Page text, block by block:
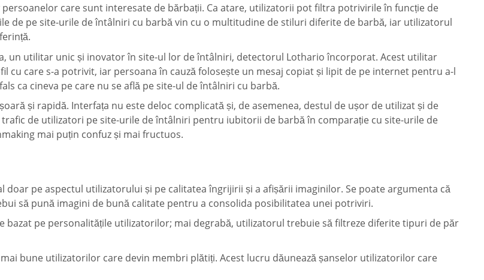
care sunt interesate de bărbații. Ca atare, utilizatorii pot filtra potrivirile în funcție de
de pe site-urile de întâlniri cu barbă vin cu o multitudine de stiluri diferite de barbă, iar utilizatorul
un utilitar unic și inovator în site-ul lor de întâlniri, detectorul Lothario încorporat. Acest utilitar
cu care s-a potrivit, iar persoana în cauză folosește un mesaj copiat și lipit de pe internet pentru a-l
ca cineva pe care nu se află pe site-ul de întâlniri cu barbă.
și rapidă. Interfața nu este deloc complicată și, de asemenea, destul de ușor de utilizat și de
de utilizatori pe site-urile de întâlniri pentru iubitorii de barbă în comparație cu site-urile de
mai puțin confuz și mai fructuos.
pe aspectul utilizatorului și pe calitatea îngrijirii și a afișării imaginilor. Se poate argumenta că
să pună imagini de bună calitate pentru a consolida posibilitatea unei potriviri.
pe personalitățile utilizatorilor; mai degrabă, utilizatorul trebuie să filtreze diferite tipuri de păr
bune utilizatorilor care devin membri plătiți. Acest lucru dăunează șanselor utilizatorilor care